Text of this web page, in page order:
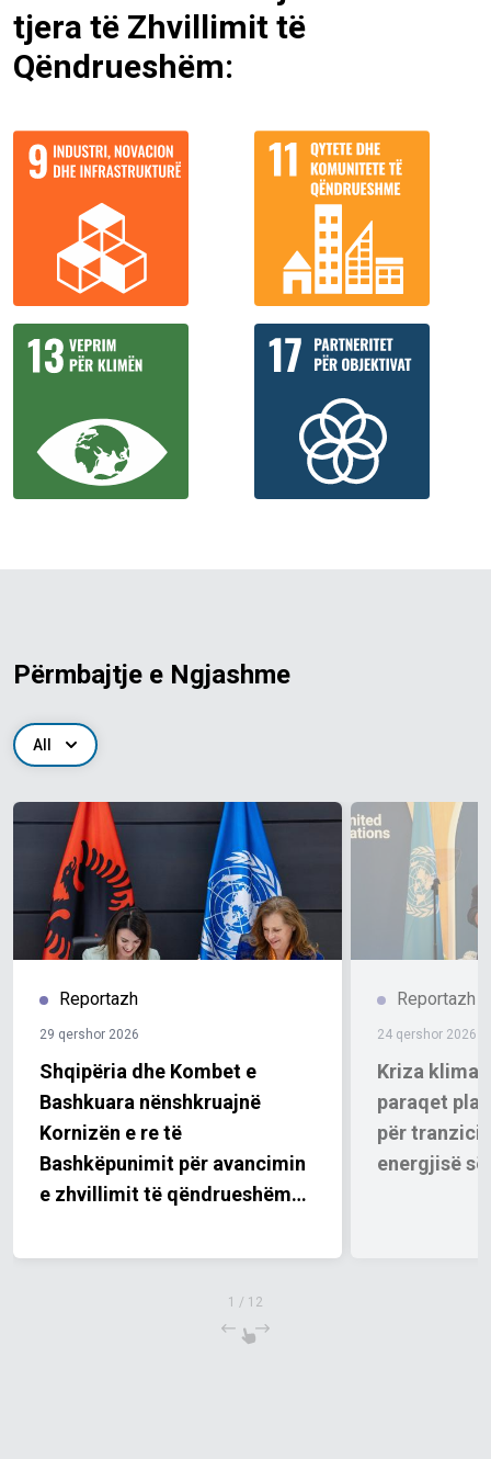
tjera të Zhvillimit të
Qëndrueshëm:
Përmbajtje e Ngjashme
All
Reportazh
29 qershor 2026
Shqipëria dhe Kombet e
Bashkuara nënshkruajnë
Kornizën e re të
Bashkëpunimit për avancimin
e zhvillimit të qëndrueshëm
për periudhën 2027–2031
Reportazh
24 qershor 2026
Kriza
paraqet
për
energjisë
1 / 12